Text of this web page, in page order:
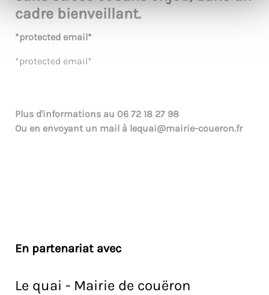
cadre bienveillant.
*protected email*
*protected email*
Plus d'informations au 06 72 18 27 98
Ou en envoyant un mail à lequai@mairie-coueron.fr
En partenariat avec
Le quai - Mairie de couëron